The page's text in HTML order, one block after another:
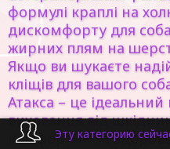
формулі краплі на
дискомфорту для
жирних плям на
Якщо ви шукаєте
кліщів для вашого
Атакса – це ідеальний
вихованця від
комфортне та
Эту категорию